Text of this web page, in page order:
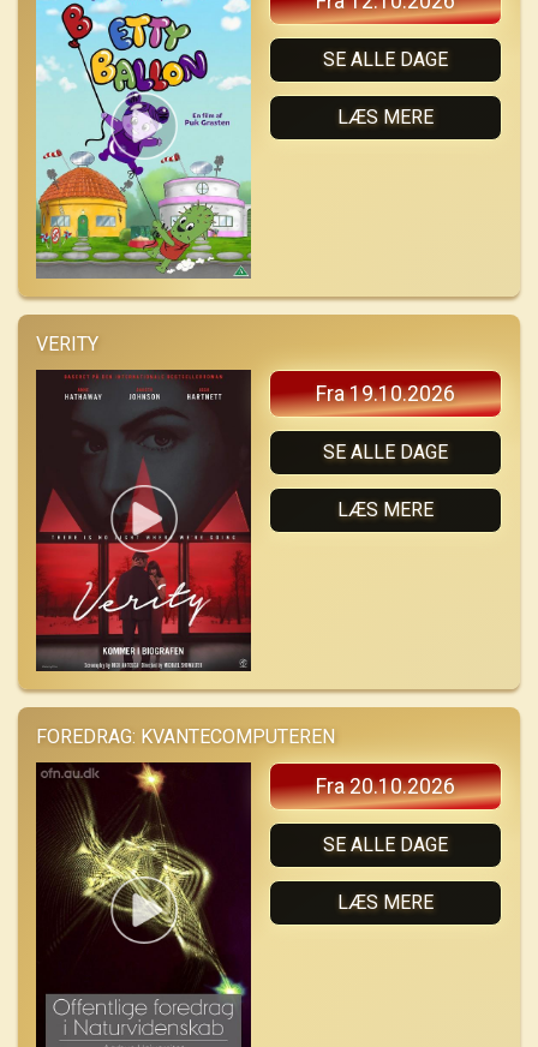
SE ALLE DAGE
LÆS MERE
VERITY
Fra 19.10.2026
SE ALLE DAGE
LÆS MERE
FOREDRAG: KVANTECOMPUTEREN
Fra 20.10.2026
SE ALLE DAGE
LÆS MERE